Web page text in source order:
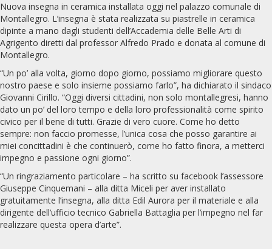
Nuova insegna in ceramica installata oggi nel palazzo comunale di
Montallegro. L’insegna è stata realizzata su piastrelle in ceramica
dipinte a mano dagli studenti dell’Accademia delle Belle Arti di
Agrigento diretti dal professor Alfredo Prado e donata al comune di
Montallegro.
“Un po’ alla volta, giorno dopo giorno, possiamo migliorare questo
nostro paese e solo insieme possiamo farlo”, ha dichiarato il sindaco
Giovanni Cirillo. “Oggi diversi cittadini, non solo montallegresi, hanno
dato un po’ del loro tempo e della loro professionalità come spirito
civico per il bene di tutti. Grazie di vero cuore. Come ho detto
sempre: non faccio promesse, l’unica cosa che posso garantire ai
miei concittadini è che continuerò, come ho fatto finora, a metterci
impegno e passione ogni giorno”.
“Un ringraziamento particolare – ha scritto su facebook l’assessore
Giuseppe Cinquemani – alla ditta Miceli per aver installato
gratuitamente l’insegna, alla ditta Edil Aurora per il materiale e alla
dirigente dell’ufficio tecnico Gabriella Battaglia per l’impegno nel far
realizzare questa opera d’arte”.